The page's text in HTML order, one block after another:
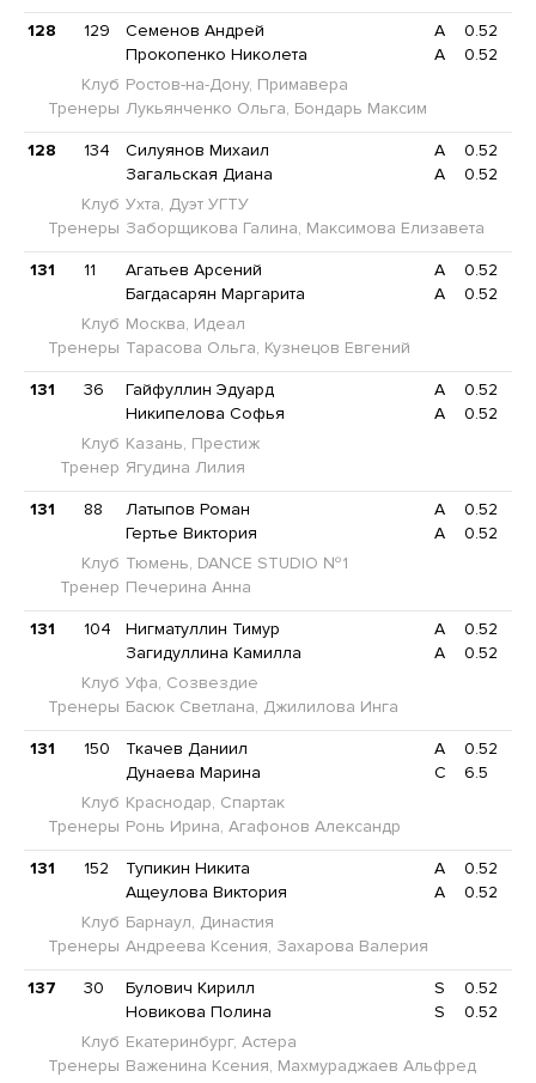
128 129 Семенов Андрей A
0.52
Прокопенко Николета
A
0.52
Клуб Ростов-на-Дону, Примавера
Тренеры Лукьянченко Ольга, Бондарь Максим
128 134 Силуянов Михаил A
0.52
Загальская Диана
A
0.52
Клуб Ухта, Дуэт УГТУ
Тренеры Заборщикова Галина, Максимова Елизавета
131 11 Агатьев Арсений A
0.52
Багдасарян Маргарита
A
0.52
Клуб Москва, Идеал
Тренеры Тарасова Ольга, Кузнецов Евгений
131 36 Гайфуллин Эдуард A
0.52
Никипелова Софья
A
0.52
Клуб Казань, Престиж
Тренер Ягудина Лилия
131 88 Латыпов Роман A
0.52
Гертье Виктория
A
0.52
Клуб Тюмень, DANCE STUDIO №1
Тренер Печерина Анна
131 104 Нигматуллин Тимур A
0.52
Загидуллина Камилла
A
0.52
Клуб Уфа, Созвездие
Тренеры Басюк Светлана, Джилилова Инга
131 150 Ткачев Даниил A
0.52
Дунаева Марина
C
6.5
Клуб Краснодар, Спартак
Тренеры Ронь Ирина, Агафонов Александр
131 152 Тупикин Никита A
0.52
Ащеулова Виктория
A
0.52
Клуб Барнаул, Династия
Тренеры Андреева Ксения, Захарова Валерия
137 30 Булович Кирилл S
0.52
Новикова Полина
S
0.52
Клуб Екатеринбург, Астера
Тренеры Важенина Ксения, Махмураджаев Альфред